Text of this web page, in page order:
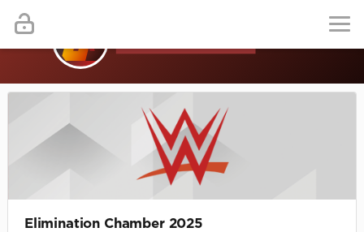
Elimination Chamber 2025